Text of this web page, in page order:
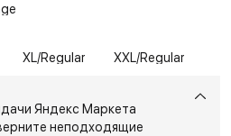
XL/Regular XXL/Regular
Яндекс Маркета
неподходящие